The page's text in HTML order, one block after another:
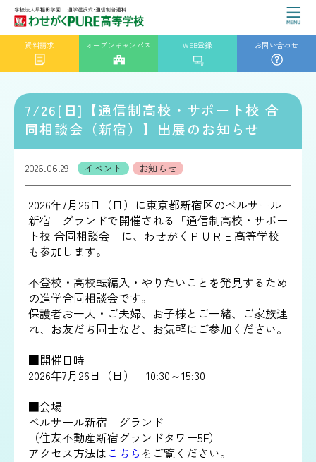
資料請求 オープンキャンパス WEB登録 お問い合わせ
7/26[日]【通信制高校・サポート校 合
同相談会（新宿）】出展のお知らせ
2026.06.29 イベント お知らせ
2026年7月26日（日）に東京都新宿区のベルサール
新宿 グランドで開催される「通信制高校・サポー
ト校 合同相談会」に、わせがくＰＵＲＥ高等学校
も参加します。
不登校・高校転編入・やりたいことを発見するため
の進学合同相談会です。
保護者お一人・ご夫婦、お子様とご一緒、ご家族連
れ、お友だち同士など、お気軽にご参加ください。
■開催日時
2026年7月26日（日） 10:30～15:30
■会場
ベルサール新宿 グランド
（住友不動産新宿グランドタワー5F）
アクセス方法は こちら をご覧ください。